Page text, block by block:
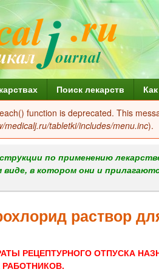
Поиск лекарств
function is deprecated. This
medicalj.ru/tabletki/includes/menu.inc).
по применению
виде, в котором они и
раствор
РЕЦЕПТУРНОГО ОТПУСКА